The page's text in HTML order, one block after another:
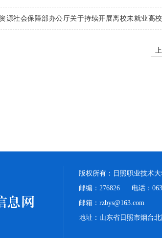
源社会保障部办公厅关于持续开展离校未就业高
版权所有：日照职业技术
邮编：276826 电话：
邮箱：rzbys@163.com
地址：山东省日照市烟台